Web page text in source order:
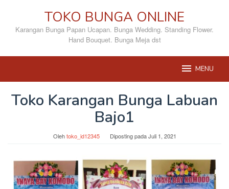
konten
TOKO BUNGA ONLINE
Karangan Bunga Papan Ucapan. Bunga Wedding. Standing Flower.
Hand Bouquet. Bunga Meja dst
MENU
Toko Karangan Bunga Labuan
Bajo1
Olehtoko_id12345 Diposting padaJuli 1, 2021